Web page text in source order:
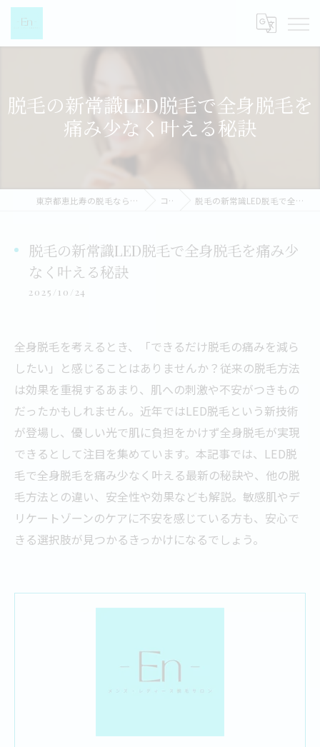
脱毛の新常識LED脱毛で全身脱毛を
痛み少なく叶える秘訣
東京都恵比寿の脱毛なら都度払い脱毛女性専門店-EN- コラム 脱毛の新常識LED脱毛で全身脱毛を痛み少なく叶える秘訣
脱毛の新常識LED脱毛で全身脱毛を痛み少
なく叶える秘訣
2025/10/24
全身脱毛を考えるとき、「できるだけ脱毛の痛みを減ら
したい」と感じることはありませんか？従来の脱毛方法
は効果を重視するあまり、肌への刺激や不安がつきもの
だったかもしれません。近年ではLED脱毛という新技術
が登場し、優しい光で肌に負担をかけず全身脱毛が実現
できるとして注目を集めています。本記事では、LED脱
毛で全身脱毛を痛み少なく叶える最新の秘訣や、他の脱
毛方法との違い、安全性や効果なども解説。敏感肌やデ
リケートゾーンのケアに不安を感じている方も、安心で
きる選択肢が見つかるきっかけになるでしょう。